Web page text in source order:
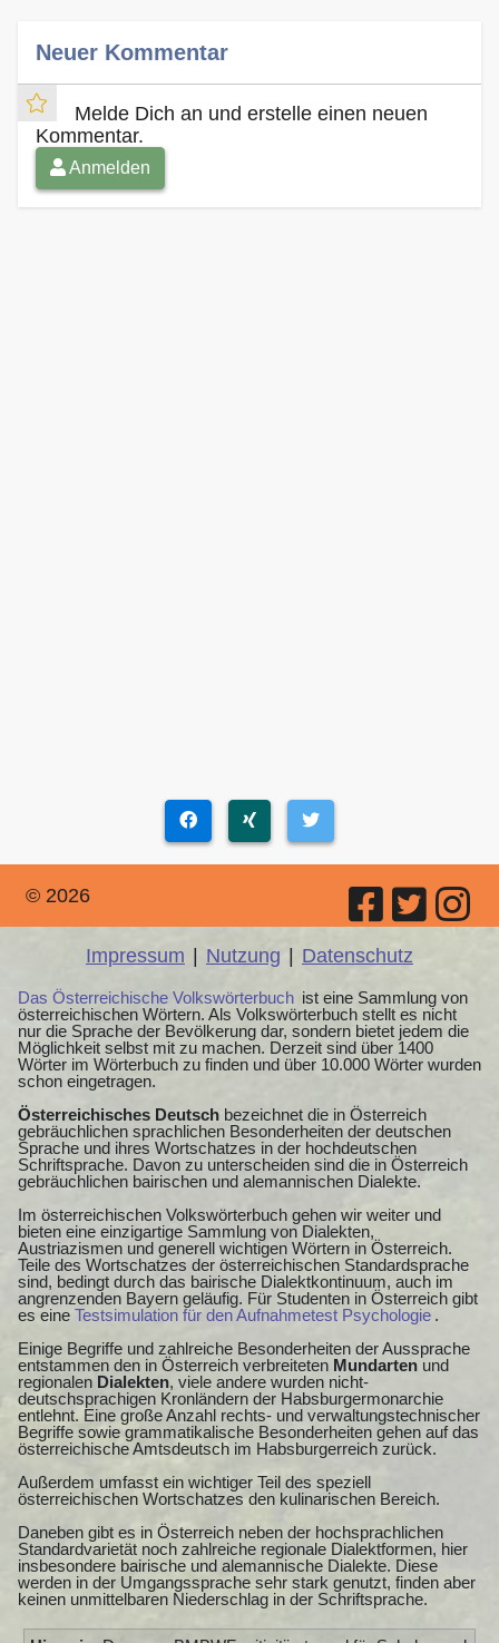
Neuer Kommentar
Melde Dich an und erstelle einen neuen
Kommentar.
Anmelden
© 2026
Impressum | Nutzung | Datenschutz
Das Österreichische Volkswörterbuch ist eine Sammlung von
österreichischen Wörtern. Als Volkswörterbuch stellt es nicht
nur die Sprache der Bevölkerung dar, sondern bietet jedem die
Möglichkeit selbst mit zu machen. Derzeit sind über 1400
Wörter im Wörterbuch zu finden und über 10.000 Wörter wurden
schon eingetragen.
Österreichisches Deutsch bezeichnet die in Österreich
gebräuchlichen sprachlichen Besonderheiten der deutschen
Sprache und ihres Wortschatzes in der hochdeutschen
Schriftsprache. Davon zu unterscheiden sind die in Österreich
gebräuchlichen bairischen und alemannischen Dialekte.
Im österreichischen Volkswörterbuch gehen wir weiter und
bieten eine einzigartige Sammlung von Dialekten,
Austriazismen und generell wichtigen Wörtern in Österreich.
Teile des Wortschatzes der österreichischen Standardsprache
sind, bedingt durch das bairische Dialektkontinuum, auch im
angrenzenden Bayern geläufig. Für Studenten in Österreich gibt
es eine Testsimulation für den Aufnahmetest Psychologie .
Einige Begriffe und zahlreiche Besonderheiten der Aussprache
entstammen den in Österreich verbreiteten Mundarten und
regionalen Dialekten, viele andere wurden nicht-
deutschsprachigen Kronländern der Habsburgermonarchie
entlehnt. Eine große Anzahl rechts- und verwaltungstechnischer
Begriffe sowie grammatikalische Besonderheiten gehen auf das
österreichische Amtsdeutsch im Habsburgerreich zurück.
Außerdem umfasst ein wichtiger Teil des speziell
österreichischen Wortschatzes den kulinarischen Bereich.
Daneben gibt es in Österreich neben der hochsprachlichen
Standardvarietät noch zahlreiche regionale Dialektformen, hier
insbesondere bairische und alemannische Dialekte. Diese
werden in der Umgangssprache sehr stark genutzt, finden aber
keinen unmittelbaren Niederschlag in der Schriftsprache.